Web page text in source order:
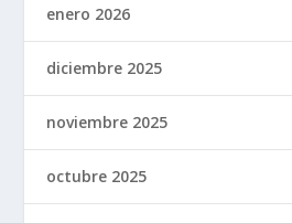
enero 2026
diciembre 2025
noviembre 2025
octubre 2025